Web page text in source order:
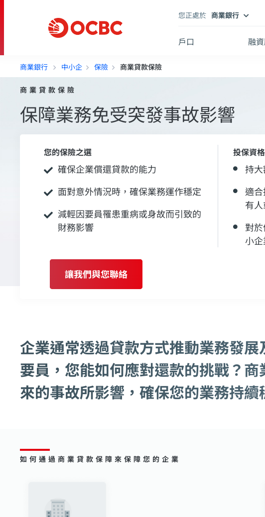
戶口 融
您正處於 商業銀行
商業銀行 中小企 保險 商業貸款保險
商業貸款保險
保障業務免受突發事故影響
您的保險之選
確保企業償還貸款的能力
面對意外情況時，確保業務運作穩定
減輕因要員罹患重病或身故而引致的
財務影響
投保資格
持
適
有
對
小
讓我們與您聯絡
企業通常透過貸款方式推動業務發
要員，您能如何應對還款的挑戰？
來的事故所影響，確保您的業務持續
如何通過商業貸款保障來保障您的企業